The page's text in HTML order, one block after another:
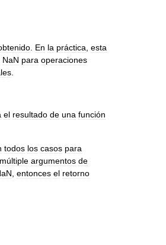
En la práctica esta
NaN para operaciones
el resultado de una función
todos los casos para
múltiple argumentos de
entonces el retorno